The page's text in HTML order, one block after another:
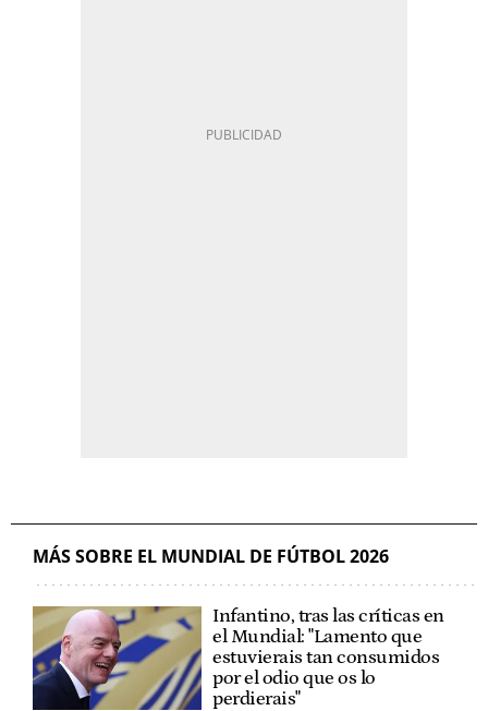
MÁS SOBRE EL MUNDIAL DE FÚTBOL 2026
Infantino, tras las críticas en
el Mundial: "Lamento que
estuvierais tan consumidos
por el odio que os lo
perdierais"